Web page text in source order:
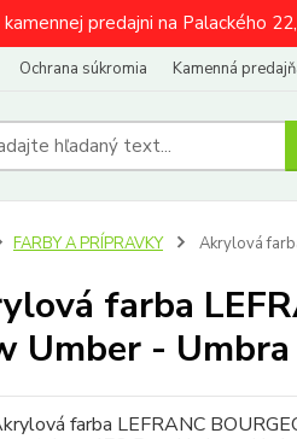
predajni na Palackého
Ochrana súkromia Kamenná
FARBY A PRÍPRAVKY Akrylová
farba
Umber -